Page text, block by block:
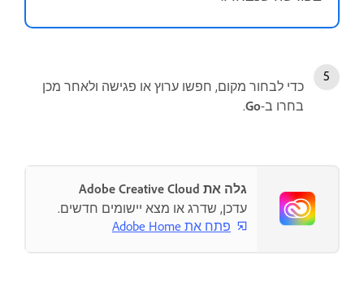
כדי לבחור מקום, חפשו ערוץ או פגישה ולאחר מכן
בחרו ב-Go
.
גלה את Adobe Creative Cloud
עדכן, שדרג או מצא יישומים חדשים.
פתח את Adobe Home